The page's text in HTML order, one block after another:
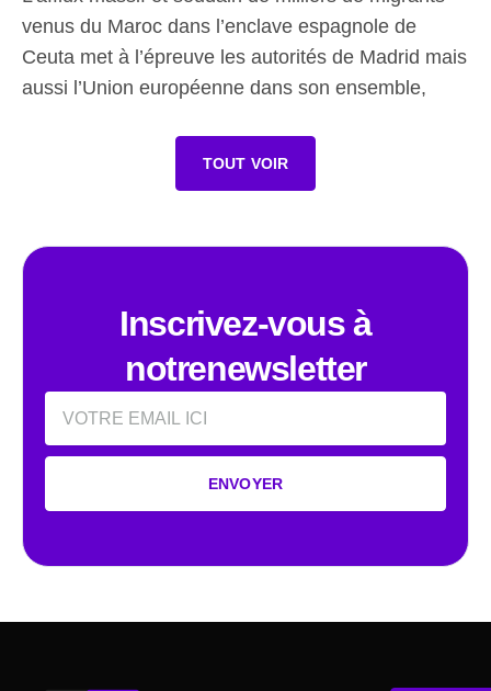
venus du Maroc dans l’enclave espagnole de
Ceuta met à l’épreuve les autorités de Madrid mais
aussi l’Union européenne dans son ensemble,
TOUT VOIR
Inscrivez-vous à
notrenewsletter
Email
ENVOYER